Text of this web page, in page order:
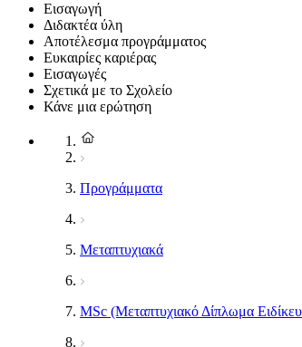
Εισαγωγή
Διδακτέα ύλη
Αποτέλεσμα προγράμματος
Ευκαιρίες καριέρας
Εισαγωγές
Σχετικά με το Σχολείο
Κάνε μια ερώτηση
Προγράμματα
Μεταπτυχιακά
MSc (Μεταπτυχιακό Δίπλωμα